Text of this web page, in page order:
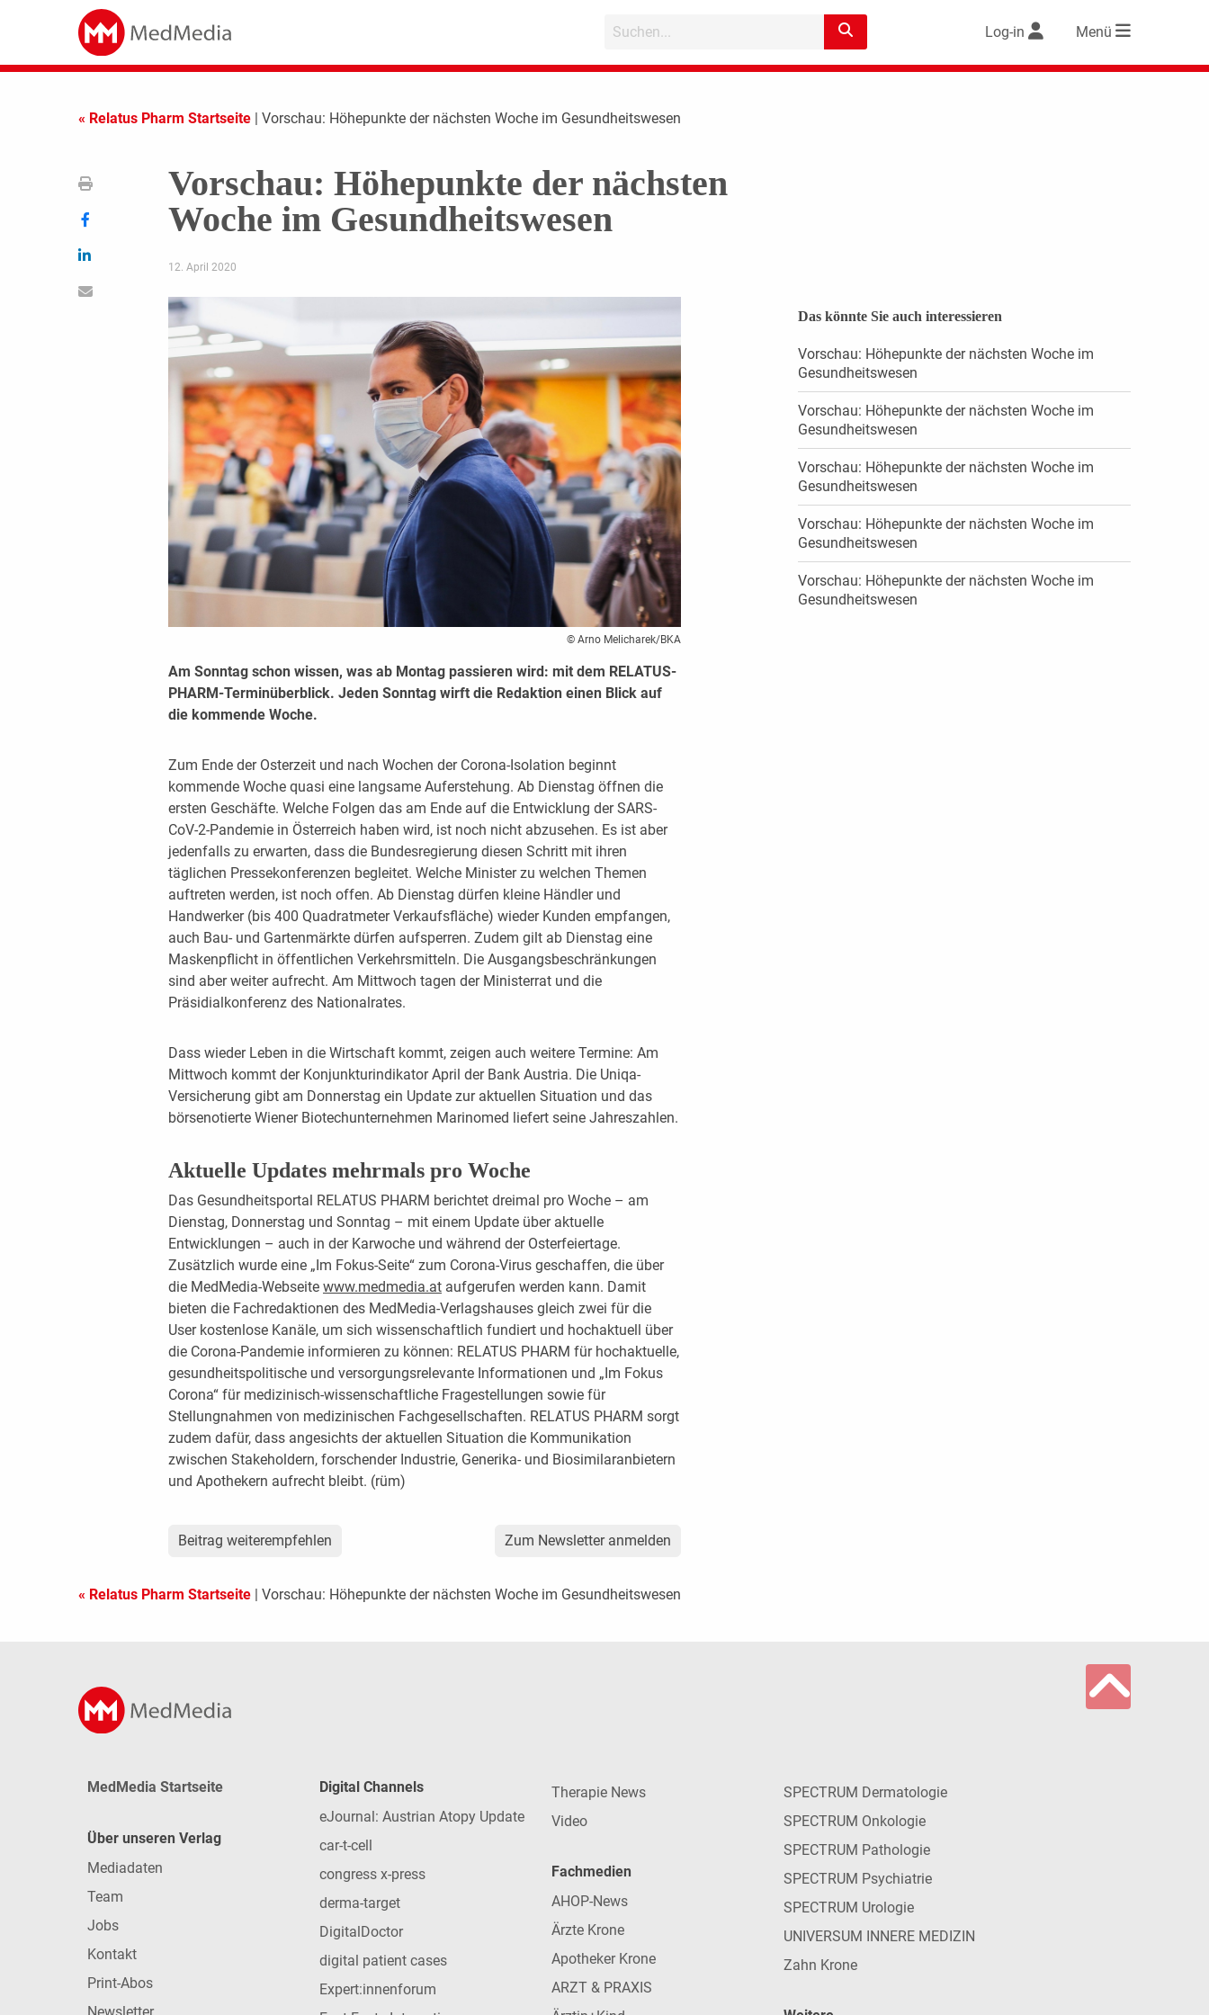
Log-in Menü
« Relatus Pharm Startseite | Vorschau: Höhepunkte der nächsten Woche im Gesundheitswesen
Vorschau: Höhepunkte der nächsten
Woche im Gesundheitswesen
12. April 2020
© Arno Melicharek/BKA
Am Sonntag schon wissen, was ab Montag passieren wird: mit dem RELATUS-
PHARM-Terminüberblick. Jeden Sonntag wirft die Redaktion einen Blick auf
die kommende Woche.
Zum Ende der Osterzeit und nach Wochen der Corona-Isolation beginnt
kommende Woche quasi eine langsame Auferstehung. Ab Dienstag öffnen die
ersten Geschäfte. Welche Folgen das am Ende auf die Entwicklung der SARS-
CoV-2-Pandemie in Österreich haben wird, ist noch nicht abzusehen. Es ist aber
jedenfalls zu erwarten, dass die Bundesregierung diesen Schritt mit ihren
täglichen Pressekonferenzen begleitet. Welche Minister zu welchen Themen
auftreten werden, ist noch offen. Ab Dienstag dürfen kleine Händler und
Handwerker (bis 400 Quadratmeter Verkaufsfläche) wieder Kunden empfangen,
auch Bau- und Gartenmärkte dürfen aufsperren. Zudem gilt ab Dienstag eine
Maskenpflicht in öffentlichen Verkehrsmitteln. Die Ausgangsbeschränkungen
sind aber weiter aufrecht. Am Mittwoch tagen der Ministerrat und die
Präsidialkonferenz des Nationalrates.
Dass wieder Leben in die Wirtschaft kommt, zeigen auch weitere Termine: Am
Mittwoch kommt der Konjunkturindikator April der Bank Austria. Die Uniqa-
Versicherung gibt am Donnerstag ein Update zur aktuellen Situation und das
börsenotierte Wiener Biotechunternehmen Marinomed liefert seine Jahreszahlen.
Aktuelle Updates mehrmals pro Woche
Das Gesundheitsportal RELATUS PHARM berichtet dreimal pro Woche – am
Dienstag, Donnerstag und Sonntag – mit einem Update über aktuelle
Entwicklungen – auch in der Karwoche und während der Osterfeiertage.
Zusätzlich wurde eine „Im Fokus-Seite“ zum Corona-Virus geschaffen, die über
die MedMedia-Webseite www.medmedia.ataufgerufen werden kann. Damit
bieten die Fachredaktionen des MedMedia-Verlagshauses gleich zwei für die
User kostenlose Kanäle, um sich wissenschaftlich fundiert und hochaktuell über
die Corona-Pandemie informieren zu können: RELATUS PHARM für hochaktuelle,
gesundheitspolitische und versorgungsrelevante Informationen und „Im Fokus
Corona“ für medizinisch-wissenschaftliche Fragestellungen sowie für
Stellungnahmen von medizinischen Fachgesellschaften. RELATUS PHARM sorgt
zudem dafür, dass angesichts der aktuellen Situation die Kommunikation
zwischen Stakeholdern, forschender Industrie, Generika- und Biosimilaranbietern
und Apothekern aufrecht bleibt. (rüm)
Beitrag weiterempfehlen Zum Newsletter anmelden
Das könnte Sie auch interessieren
Vorschau: Höhepunkte der nächsten Woche im
Gesundheitswesen
Vorschau: Höhepunkte der nächsten Woche im
Gesundheitswesen
Vorschau: Höhepunkte der nächsten Woche im
Gesundheitswesen
Vorschau: Höhepunkte der nächsten Woche im
Gesundheitswesen
Vorschau: Höhepunkte der nächsten Woche im
Gesundheitswesen
« Relatus Pharm Startseite | Vorschau: Höhepunkte der nächsten Woche im Gesundheitswesen
MedMedia Startseite
Über unseren Verlag
Mediadaten
Team
Jobs
Kontakt
Print-Abos
Digital Channels
eJournal: Austrian Atopy Update
car-t-cell
congress x-press
derma-target
DigitalDoctor
digital patient cases
Expert:innenforum
Therapie News
Video
Fachmedien
AHOP-News
Ärzte Krone
Apotheker Krone
ARZT & PRAXIS
SPECTRUM Dermatologie
SPECTRUM Onkologie
SPECTRUM Pathologie
SPECTRUM Psychiatrie
SPECTRUM Urologie
UNIVERSUM INNERE MEDIZIN
Zahn Krone